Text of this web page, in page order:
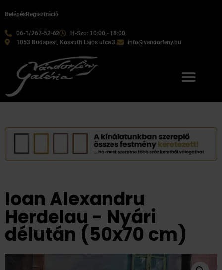
06-1/267-52-62
H-Szo: 10:00 - 18:00
1053 Budapest, Kossuth Lajos utca 3.
info@vandorfeny.hu
BelépésRegisztráció
Ioan Alexandru
Herdelau - Nyári
délután (50x70 cm)